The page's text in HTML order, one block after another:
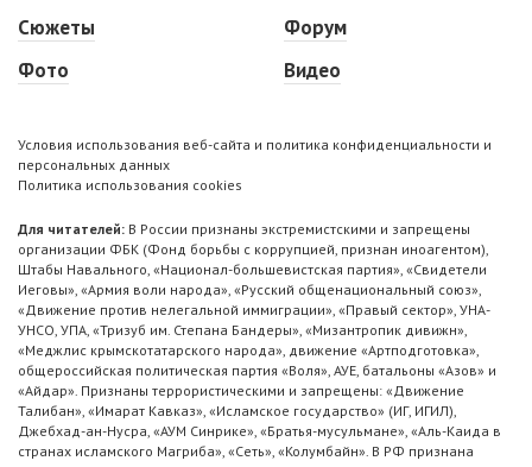
Сюжеты
Фото
Форум
Видео
Условия использования веб-сайта и политика конфиденциальности и
персональных данных
Политика использования cookies
Для читателей: В России признаны экстремистскими и запрещены
организации ФБК (Фонд борьбы с коррупцией, признан иноагентом),
Штабы Навального, «Национал-большевистская партия», «Свидетели
Иеговы», «Армия воли народа», «Русский общенациональный союз»,
«Движение против нелегальной иммиграции», «Правый сектор», УНА-
УНСО, УПА, «Тризуб им. Степана Бандеры», «Мизантропик дивижн»,
«Меджлис крымскотатарского народа», движение «Артподготовка»,
общероссийская политическая партия «Воля», АУЕ, батальоны «Азов» и
«Айдар». Признаны террористическими и запрещены: «Движение
Талибан», «Имарат Кавказ», «Исламское государство» (ИГ, ИГИЛ),
Джебхад-ан-Нусра, «АУМ Синрике», «Братья-мусульмане», «Аль-Каида в
странах исламского Магриба», «Сеть», «Колумбайн». В РФ признана